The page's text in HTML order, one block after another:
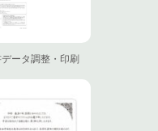
ータ調整・印刷